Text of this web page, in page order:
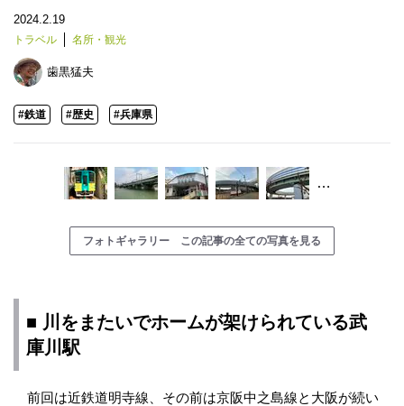
2024.2.19
トラベル 名所・観光
歯黒猛夫
#鉄道 #歴史 #兵庫県
…
フォトギャラリー この記事の全ての写真を見る
■ 川をまたいでホームが架けられている武
庫川駅
前回は近鉄道明寺線、その前は京阪中之島線と大阪が続い